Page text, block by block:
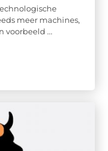
meer machines,
voorbeeld ...